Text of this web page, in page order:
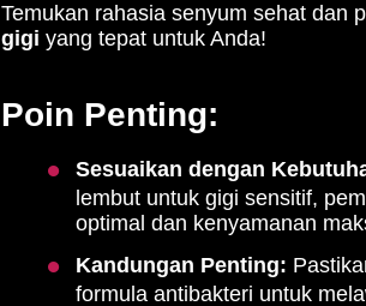
Temukan rahasia senyum sehat dan
gigi yang tepat untuk Anda!
Poin Penting:
Sesuaikan dengan
lembut untuk gigi sensitif,
optimal dan kenyamanan
Kandungan Penting:
formula antibakteri untuk